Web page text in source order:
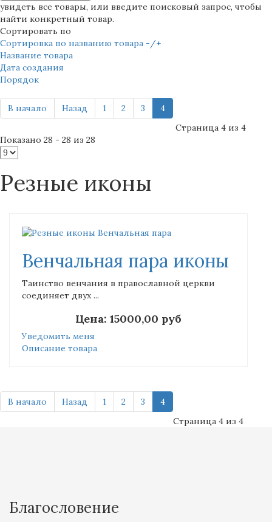
увидеть все товары, или введите поисковый запрос, чтобы
найти конкретный товар.
Сортировать по
Сортировка по названию товара -/+
Название товара
Дата создания
Порядок
В начало Назад 1 2 3
4
Страница 4 из 4
Показано 28 - 28 из 28
Резные иконы
Венчальная пара иконы
Таинство венчания в православной церкви
соединяет двух ...
Цена:15000,00 руб
Уведомить меня
Описание товара
В начало Назад 1 2 3
4
Страница 4 из 4
Благословение